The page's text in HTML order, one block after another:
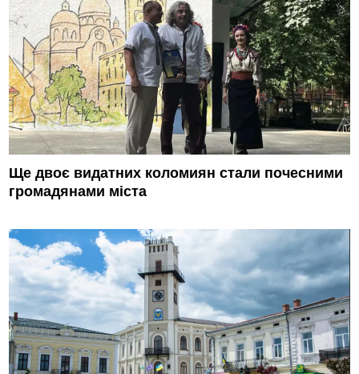
Ще двоє видатних коломиян стали почесними
громадянами міста